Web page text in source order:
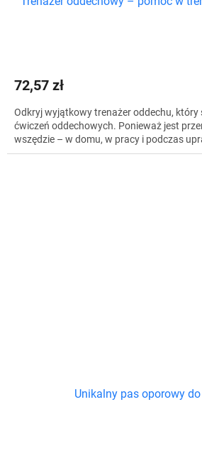
72,57 zł
Odkryj wyjątkowy trenażer oddechu, który
ćwiczeń oddechowych. Ponieważ jest
wszędzie – w domu, w pracy i podczas
Unikalny pas oporowy